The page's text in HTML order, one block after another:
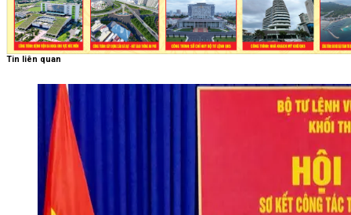
Tin liên quan